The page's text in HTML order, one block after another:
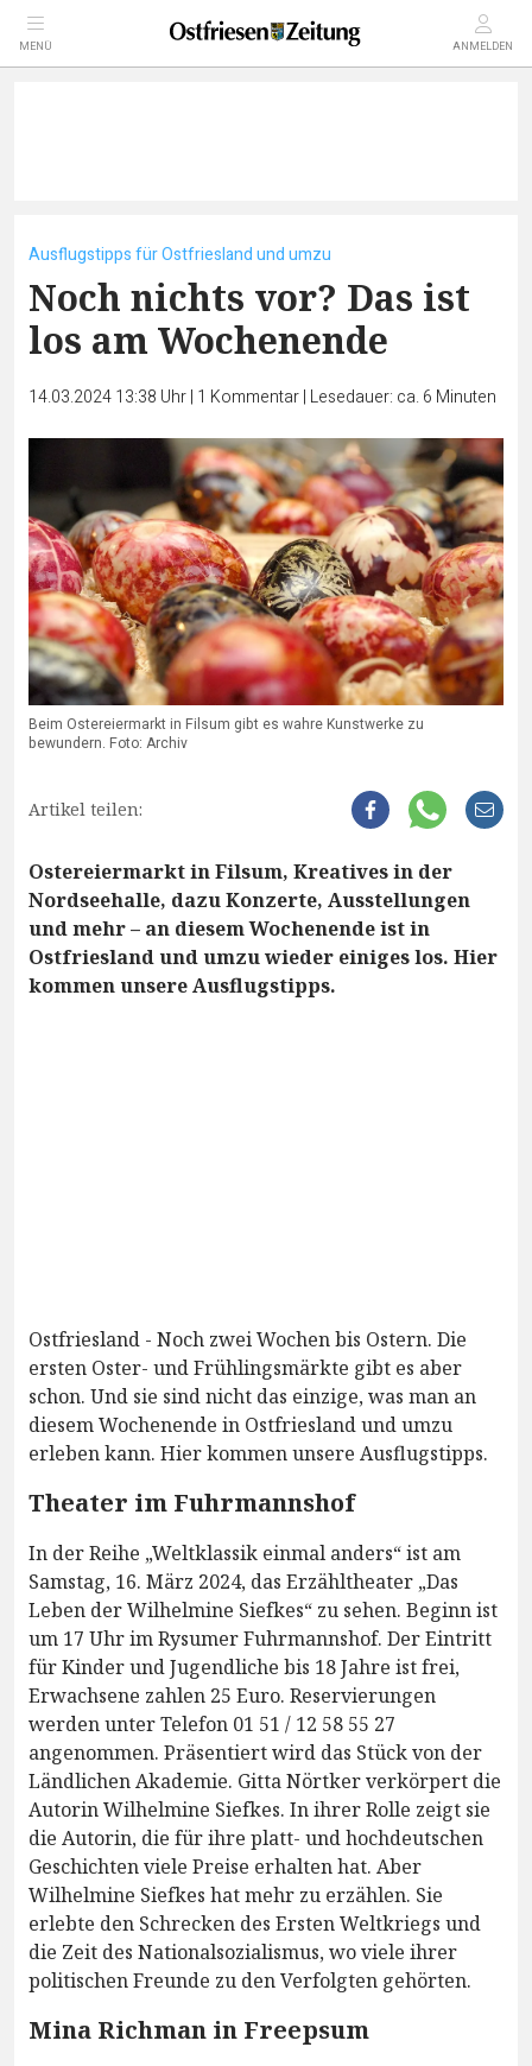
MENÜ ANMELDEN
Ausflugstipps für Ostfriesland und umzu
Noch nichts vor? Das ist
los am Wochenende
14.03.2024 13:38 Uhr| 1 Kommentar| Lesedauer: ca. 6 Minuten
Beim Ostereiermarkt in Filsum gibt es wahre Kunstwerke zu
bewundern. Foto: Archiv
Artikel teilen:
Ostereiermarkt in Filsum, Kreatives in der
Nordseehalle, dazu Konzerte, Ausstellungen
und mehr – an diesem Wochenende ist in
Ostfriesland und umzu wieder einiges los. Hier
kommen unsere Ausflugstipps.
Ostfriesland - Noch zwei Wochen bis Ostern. Die
ersten Oster- und Frühlingsmärkte gibt es aber
schon. Und sie sind nicht das einzige, was man an
diesem Wochenende in Ostfriesland und umzu
erleben kann. Hier kommen unsere Ausflugstipps.
Theater im Fuhrmannshof
In der Reihe „Weltklassik einmal anders“ ist am
Samstag, 16. März 2024, das Erzähltheater „Das
Leben der Wilhelmine Siefkes“ zu sehen. Beginn ist
um 17 Uhr im Rysumer Fuhrmannshof. Der Eintritt
für Kinder und Jugendliche bis 18 Jahre ist frei,
Erwachsene zahlen 25 Euro. Reservierungen
werden unter Telefon 01 51 / 12 58 55 27
angenommen. Präsentiert wird das Stück von der
Ländlichen Akademie. Gitta Nörtker verkörpert die
Autorin Wilhelmine Siefkes. In ihrer Rolle zeigt sie
die Autorin, die für ihre platt- und hochdeutschen
Geschichten viele Preise erhalten hat. Aber
Wilhelmine Siefkes hat mehr zu erzählen. Sie
erlebte den Schrecken des Ersten Weltkriegs und
die Zeit des Nationalsozialismus, wo viele ihrer
politischen Freunde zu den Verfolgten gehörten.
Mina Richman in Freepsum